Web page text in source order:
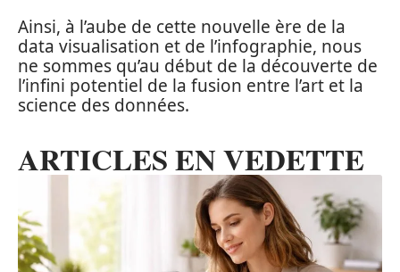
Ainsi, à l’aube de cette nouvelle ère de la
data visualisation et de l’infographie, nous
ne sommes qu’au début de la découverte de
l’infini potentiel de la fusion entre l’art et la
science des données.
ARTICLES EN VEDETTE